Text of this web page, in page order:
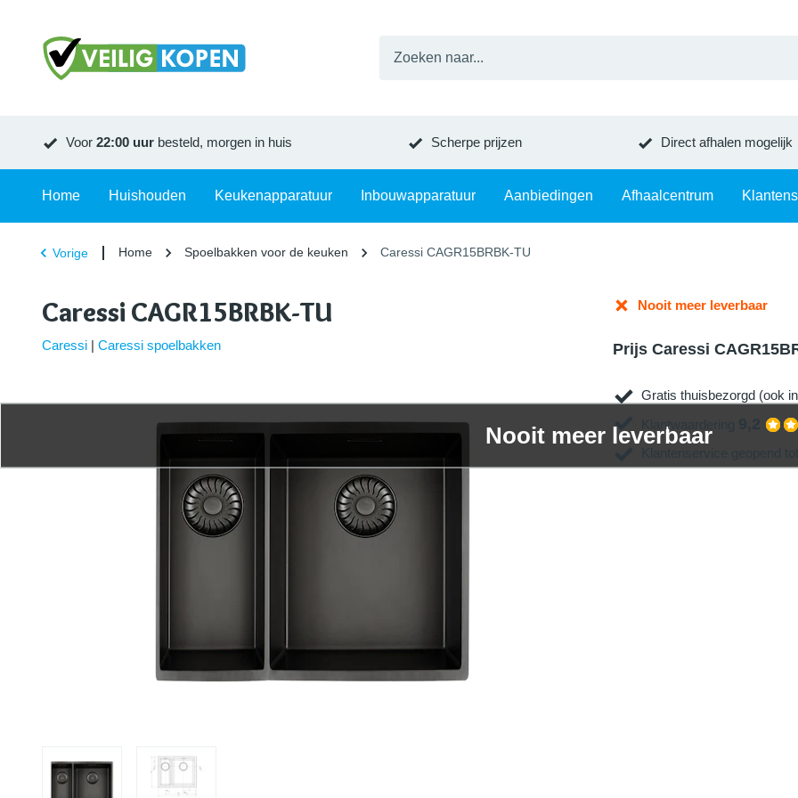
Voor 22:00 uur besteld, morgen in huis Scherpe prijzen Direct afhalen mogelijk
Home Huishouden Keukenapparatuur Inbouwapparatuur Aanbiedingen Afhaalcentrum
Vorige Home Spoelbakken voor de keuken Caressi CAGR15BRBK-TU
Caressi CAGR15BRBK-TU
Caressi | Caressi spoelbakken
Nooit meer leverbaar
Nooit meer leverbaar
Prijs Caressi
Gratis thuisbezorgd (ook
Klantwaardering 9,2
Klantenservice geopend tot